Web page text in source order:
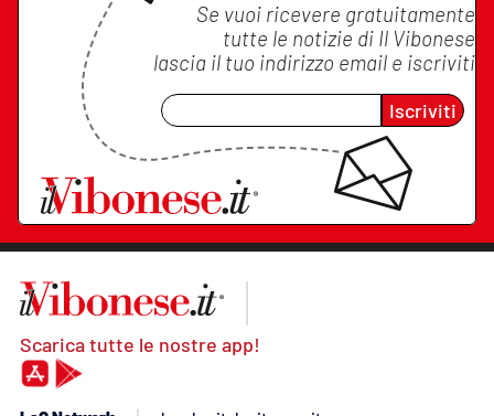
Se vuoi ricevere gratuitamente
tutte le notizie di Il Vibonese
lascia il tuo indirizzo email e iscriviti
Iscriviti
Scarica tutte le nostre app!